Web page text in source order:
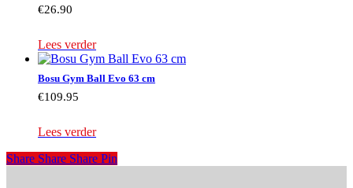
€26.90
Lees verder
Bosu Gym Ball Evo 63 cm
€109.95
Lees verder
Share
Share Share Share Pin